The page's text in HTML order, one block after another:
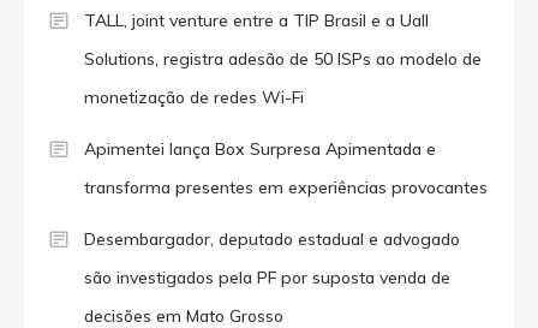
TALL, joint venture entre a TIP Brasil e a Uall
Solutions, registra adesão de 50 ISPs ao modelo de
monetização de redes Wi-Fi
Apimentei lança Box Surpresa Apimentada e
transforma presentes em experiências provocantes
Desembargador, deputado estadual e advogado
são investigados pela PF por suposta venda de
decisões em Mato Grosso